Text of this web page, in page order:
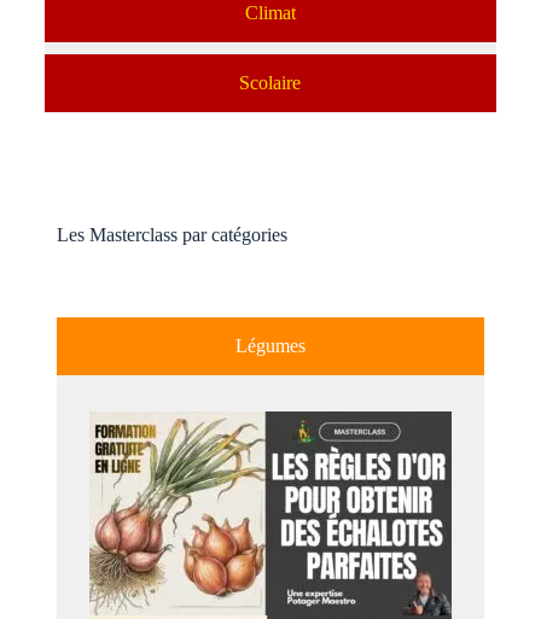
Climat
Scolaire
Les Masterclass par catégories
Légumes